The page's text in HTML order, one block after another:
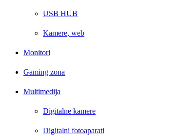
USB HUB
Kamere, web
Monitori
Gaming zona
Multimedija
Digitalne kamere
Digitalni fotoaparati